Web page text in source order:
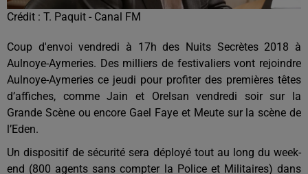
Crédit : T. Paquit - Canal FM
Coup d'envoi vendredi à 17h des Nuits Secrètes 2018 à
Aulnoye-Aymeries. Des milliers de festivaliers vont rejoindre
Aulnoye-Aymeries ce jeudi pour profiter des premières têtes
d’affiches, comme Jain et Orelsan vendredi soir sur la
Grande Scène ou encore Gael Faye et Meute sur la scène de
l’Eden.
Un dispositif de sécurité sera déployé tout au long du week-
end (800 agents sans compter la Police et Militaires) dans